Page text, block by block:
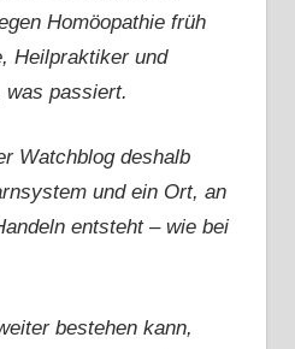
Homöopathie früh
Heilpraktiker und
was passiert.
Watchblog deshalb
und ein Ort, an
entsteht – wie bei
bestehen kann,